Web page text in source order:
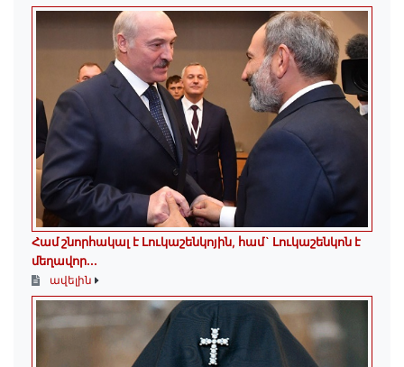
Համ շնորհակալ է Լուկաշենկոյին, համ` Լուկաշենկոն է
մեղավոր․․․
ավելին